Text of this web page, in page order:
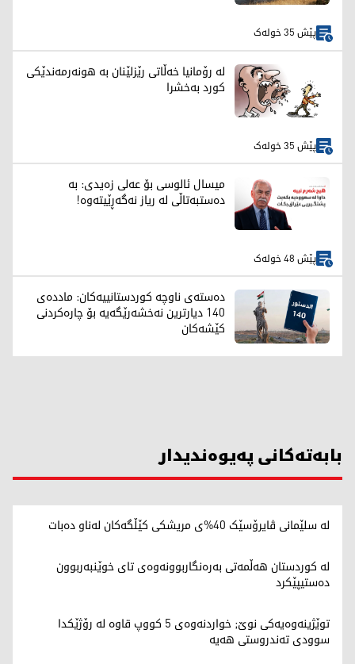
پێش 35 خولەک
لە رۆمانیا خەڵاتی رێزلێنان بە هونەرمەندێکی
کورد بەخشرا
پێش 35 خولەک
میسال ئالوسی بۆ عەلی زەیدی: بە
دەستبەتاڵی لە ریاز نەگەڕێیتەوە!
پێش 48 خولەک
دەستەی ناوچە کوردستانییەکان: ماددەی
140 دیارترین نەخشەرێگەیە بۆ چارەکردنی
کێشەکان
بابەتەکانی پەیوەندیدار
لە سلێمانی ڤایرۆسێک 40%ی مریشکی کێڵگەکان لەناو دەبات
لە کوردستان هەڵمەتی بەرەنگاربوونەوەی تای خوێنبەربوون
دەستیپێکرد
توێژینەوەیەکی نوێ; خواردنەوەی 5 کووپ قاوە لە رۆژێکدا
سوودی تەندروستی هەیە